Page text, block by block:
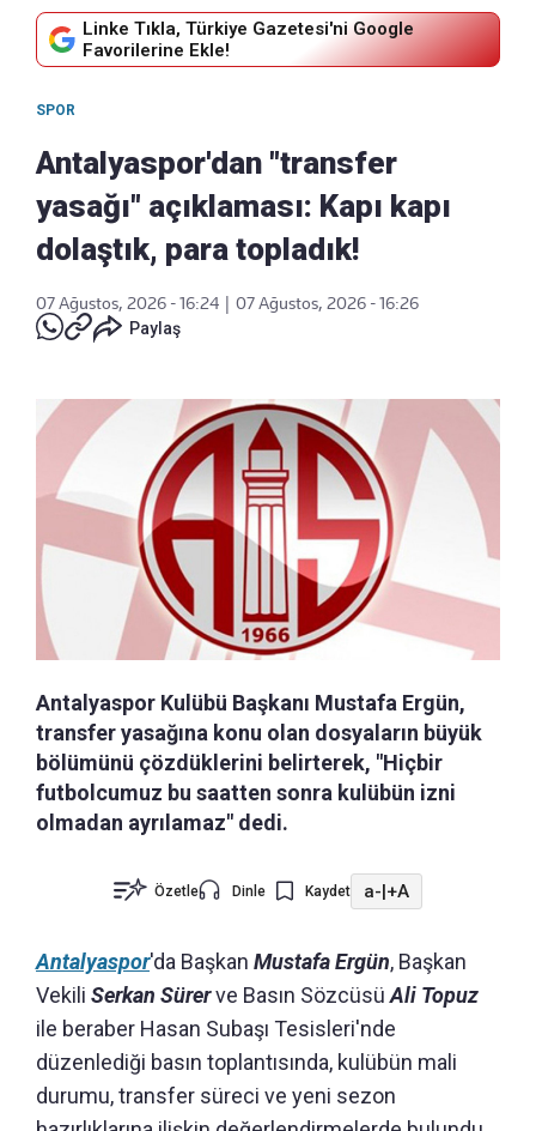
Linke Tıkla, Türkiye Gazetesi'ni Google
Favorilerine Ekle!
SPOR
Antalyaspor'dan "transfer
yasağı" açıklaması: Kapı kapı
dolaştık, para topladık!
07 Ağustos, 2026 - 16:24
07 Ağustos, 2026 - 16:26
Paylaş
Antalyaspor Kulübü Başkanı Mustafa Ergün,
transfer yasağına konu olan dosyaların büyük
bölümünü çözdüklerini belirterek, "Hiçbir
futbolcumuz bu saatten sonra kulübün izni
olmadan ayrılamaz" dedi.
Özetle Dinle Kaydet a-|+A
Antalyaspor'da Başkan Mustafa Ergün, Başkan
Vekili Serkan Sürerve Basın SözcüsüAli Topuz
ile beraber Hasan Subaşı Tesisleri'nde
düzenlediği basın toplantısında, kulübün mali
durumu, transfer süreci ve yeni sezon